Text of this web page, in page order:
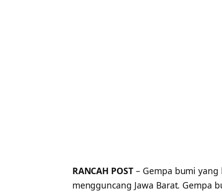
RANCAH POST – Gempa bumi
mengguncang Jawa Barat.